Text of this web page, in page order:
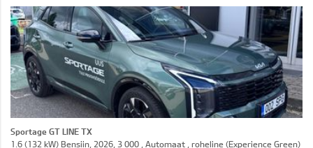
Sportage GT LINE TX
1.6 (132 kW) Bensiin, 2026, 3 000 , Automaat , roheline (Experience Green)